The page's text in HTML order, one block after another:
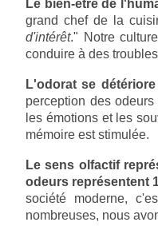
Le bien-être de
grand chef de la
d'intérêt." Notre
conduire à des
L'odorat se
perception des
les émotions et les
mémoire est stimulée.
Le sens olfactif
odeurs représentent
société moderne,
nombreuses, nous